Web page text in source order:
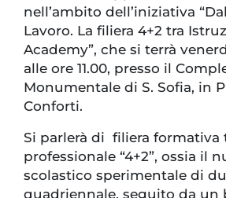
nell’ambito dell’iniziativa
Lavoro. La filiera 4+2 tra
Academy”, che si terrà
alle ore 11.00, presso il
Monumentale di S. Sofia, in
Conforti.
Si parlerà di filiera formativa
professionale “4+2”, ossia il
scolastico sperimentale di
quadriennale, seguito da un